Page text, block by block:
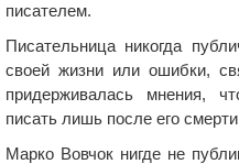
писателем.
Писательница никогда
своей жизни или ошибки,
придерживалась мнения,
писать лишь после его
Марко Вовчок нигде не